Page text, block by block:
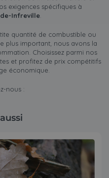
exigences spécifiques à
Infreville
quantité de combustible ou
plus important, nous avons la
Choisissez parmi nos
et profitez de prix compétitifs
économique.
nous :